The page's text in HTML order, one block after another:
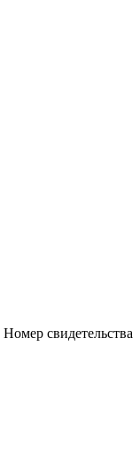
Номер свидетельства